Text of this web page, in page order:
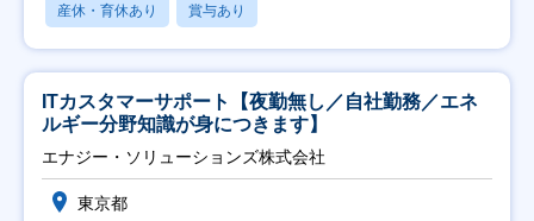
産休・育休あり 賞与あり
ITカスタマーサポート【夜勤無し／自社勤務／エネ
ルギー分野知識が身につきます】
エナジー・ソリューションズ株式会社
東京都